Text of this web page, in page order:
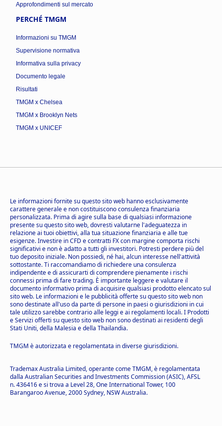
Approfondimenti sul mercato
PERCHÉ TMGM
Informazioni su TMGM
Supervisione normativa
Informativa sulla privacy
Documento legale
Risultati
TMGM x Chelsea
TMGM x Brooklyn Nets
TMGM x UNICEF
Le informazioni fornite su questo sito web hanno esclusivamente
carattere generale e non costituiscono consulenza finanziaria
personalizzata. Prima di agire sulla base di qualsiasi informazione
presente su questo sito web, dovresti valutarne l'adeguatezza in
relazione ai tuoi obiettivi, alla tua situazione finanziaria e alle tue
esigenze. Investire in CFD e contratti FX con margine comporta rischi
significativi e non è adatto a tutti gli investitori. Potresti perdere più del
tuo deposito iniziale. Non possiedi, né hai, alcun interesse nell'attività
sottostante. Ti raccomandiamo di richiedere una consulenza
indipendente e di assicurarti di comprendere pienamente i rischi
connessi prima di fare trading. È importante leggere e valutare il
documento informativo prima di acquisire qualsiasi prodotto elencato sul
sito web. Le informazioni e le pubblicità offerte su questo sito web non
sono destinate all'uso da parte di persone in paesi o giurisdizioni in cui
tale utilizzo sarebbe contrario alle leggi e ai regolamenti locali. I Prodotti
e Servizi offerti su questo sito web non sono destinati ai residenti degli
Stati Uniti, della Malesia e della Thailandia.
TMGM è autorizzata e regolamentata in diverse giurisdizioni.
Trademax Australia Limited, operante come TMGM, è regolamentata
dalla Australian Securities and Investments Commission (ASIC), AFSL
n. 436416 e si trova a Level 28, One International Tower, 100
Barangaroo Avenue, 2000 Sydney, NSW Australia.